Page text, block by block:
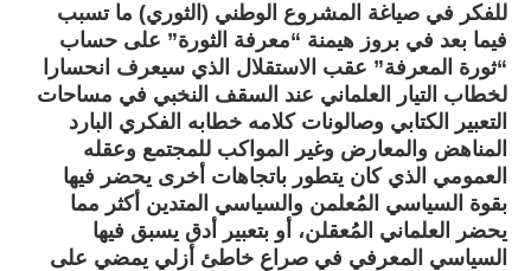
للفكر في صياغة المشروع الوطني (الثوري) ما تسبب
فيما بعد في بروز هيمنة “معرفة الثورة” على حساب
“ثورة المعرفة” عقب الاستقلال الذي سيعرف انحسارا
لخطاب التيار العلماني عند السقف النخبي في مساحات
التعبير الكتابي وصالونات كلامه خطابه الفكري البارد
المناهض والمعارض وغير المواكب للمجتمع وعقله
العمومي الذي كان يتطور باتجاهات أخرى يحضر فيها
بقوة السياسي المُعلمن والسياسي المتدين أكثر مما
يحضر العلماني المُعقلن، أو بتعبير أدق يسبق فيها
السياسي المعرفي في صراع خاطئ أزلي يمضي على